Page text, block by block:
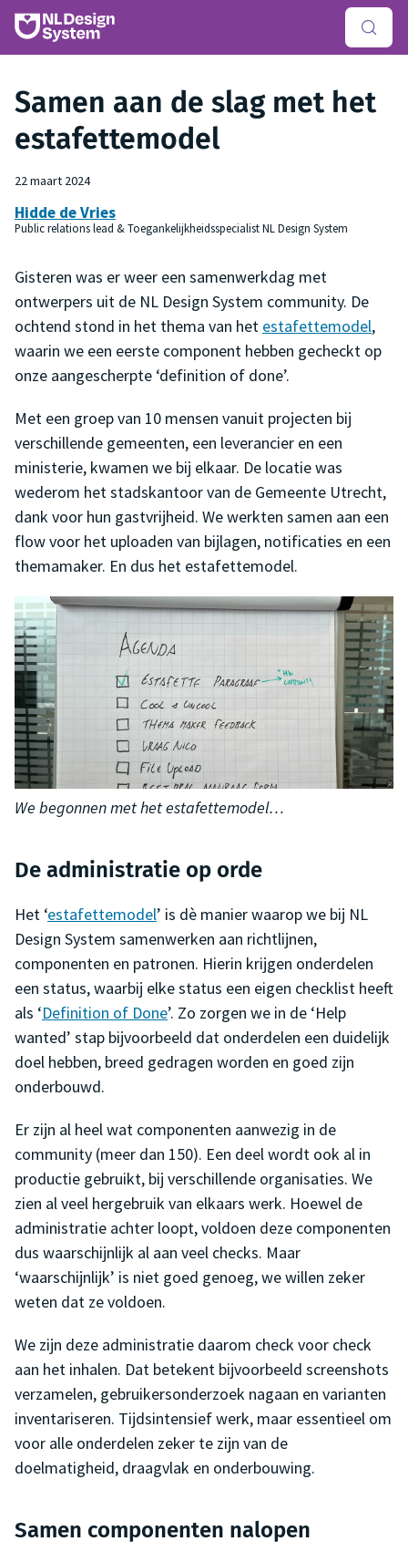
Samen aan de slag met het
esta­fette­­mo­del
22 maart 2024
Hidde de Vries
Public relations lead & Toegankelijkheidsspecialist NL Design System
Gisteren was er weer een samenwerkdag met
ontwerpers uit de NL Design System community. De
ochtend stond in het thema van het estafettemodel,
waarin we een eerste component hebben gecheckt op
onze aangescherpte ‘definition of done’.
Met een groep van 10 mensen vanuit projecten bij
verschillende gemeenten, een leverancier en een
ministerie, kwamen we bij elkaar. De locatie was
wederom het stadskantoor van de Gemeente Utrecht,
dank voor hun gastvrijheid. We werkten samen aan een
flow voor het uploaden van bijlagen, notificaties en een
themamaker. En dus het estafettemodel.
We begonnen met het estafettemodel…
De administratie op orde
Het ‘estafettemodel’ is dè manier waarop we bij NL
Design System samenwerken aan richtlijnen,
componenten en patronen. Hierin krijgen onderdelen
een status, waarbij elke status een eigen checklist heeft
als ‘Definition of Done’. Zo zorgen we in de ‘Help
wanted’ stap bijvoorbeeld dat onderdelen een duidelijk
doel hebben, breed gedragen worden en goed zijn
onderbouwd.
Er zijn al heel wat componenten aanwezig in de
community (meer dan 150). Een deel wordt ook al in
productie gebruikt, bij verschillende organisaties. We
zien al veel hergebruik van elkaars werk. Hoewel de
administratie achter loopt, voldoen deze componenten
dus waarschijnlijk al aan veel checks. Maar
‘waarschijnlijk’ is niet goed genoeg, we willen zeker
weten dat ze voldoen.
We zijn deze administratie daarom check voor check
aan het inhalen. Dat betekent bijvoorbeeld screenshots
verzamelen, gebruikersonderzoek nagaan en varianten
inventariseren. Tijdsintensief werk, maar essentieel om
voor alle onderdelen zeker te zijn van de
doelmatigheid, draagvlak en onderbouwing.
Samen componenten nalopen